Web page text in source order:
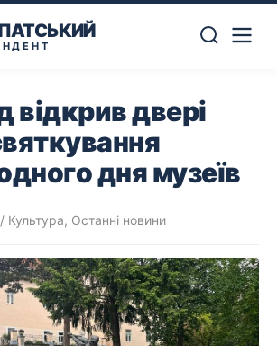
відкрив двері
дня музеїв
/ Культура, Останні новини